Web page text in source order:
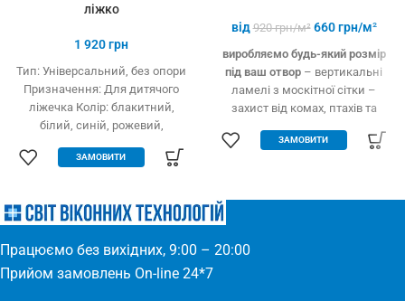
ліжко
1 920грн
Тип: Універсальний, без опори
Призначення: Для дитячого
ліжечка Колір: блакитний,
білий, синій, рожевий,
(Євросітка) Розміри: 1,8 х 9 м
ЗАМОВИТИ
від 920грн/м² 660грн/м²
виробляємо будь-який розмір
під ваш отвор – вертикальні
ламелі з москітної сітки –
захист від комах, птахів та
пропускає повітря – підходить
метал – елементарно
ЗАМОВИТИ
Працюємо без вихідних, 9:00 – 20:00
Прийом замовлень On-line 24*7